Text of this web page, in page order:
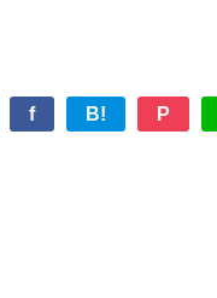
f B! P